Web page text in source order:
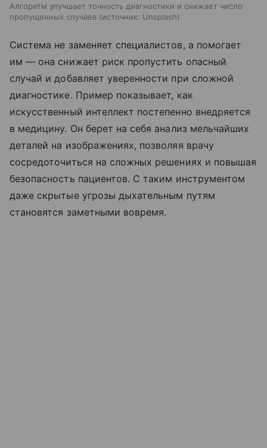
Алгоритм улучшает точность диагностики и снижает число
пропущенных случаев
источник: Unsplash
Система не заменяет специалистов, а помогает
им — она снижает риск пропустить опасный
случай и добавляет уверенности при сложной
диагностике. Пример показывает, как
искусственный интеллект постепенно внедряется
в медицину. Он берет на себя анализ мельчайших
деталей на изображениях, позволяя врачу
сосредоточиться на сложных решениях и повышая
безопасность пациентов. С таким инструментом
даже скрытые угрозы дыхательным путям
становятся заметными вовремя.